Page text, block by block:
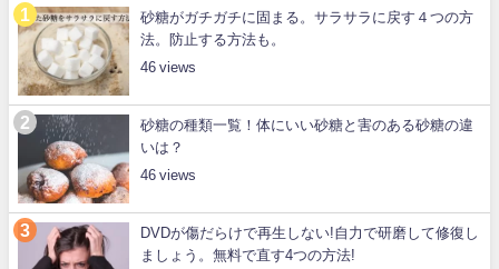
砂糖がガチガチに固まる。サラサラに戻す４つの方
法。防止する方法も。
46
砂糖の種類一覧！体にいい砂糖と害のある砂糖の違
いは？
46
DVDが傷だらけで再生しない!自力で研磨して修復し
ましょう。無料で直す4つの方法!